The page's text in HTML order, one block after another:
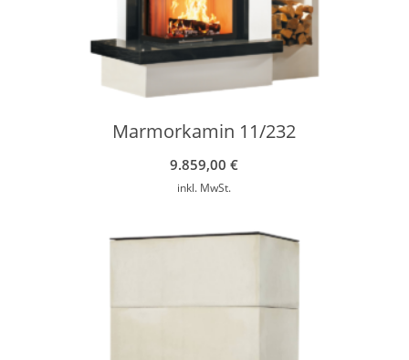
Marmorkamin 11/232
9.859,00€
inkl. MwSt.